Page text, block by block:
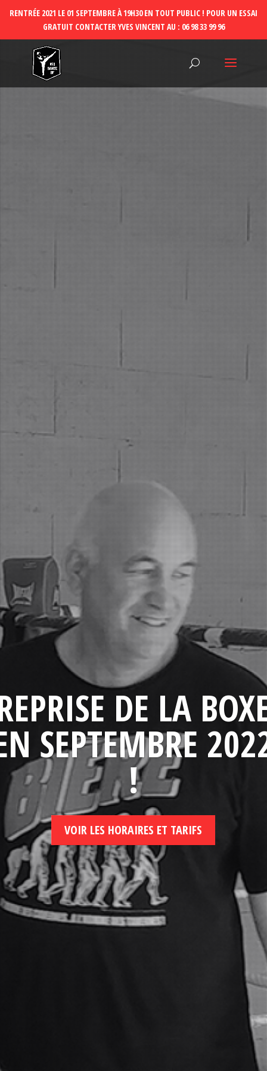
DE LA
SEPTEMBRE
!
VOIR LES HORAIRES ET TARIFS